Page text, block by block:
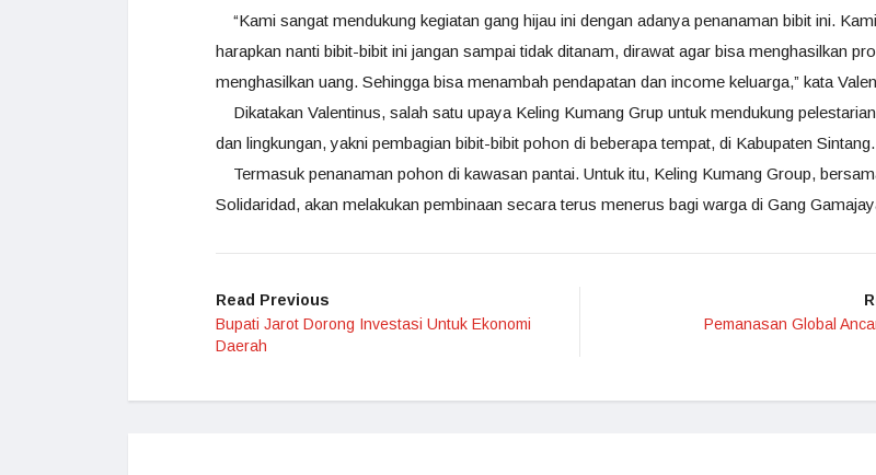
“Kami sangat mendukung kegiatan gang hijau ini dengan adanya penanaman bibit ini. Kami
harapkan nanti bibit-bibit ini jangan sampai tidak ditanam, dirawat agar bisa menghasilkan
menghasilkan uang. Sehingga bisa menambah pendapatan dan income keluarga,” kata
Dikatakan Valentinus, salah satu upaya Keling Kumang Grup untuk mendukung
dan lingkungan, yakni pembagian bibit-bibit pohon di beberapa tempat, di Kabupaten Sintang.
Termasuk penanaman pohon di kawasan pantai. Untuk itu, Keling Kumang Group,
Solidaridad, akan melakukan pembinaan secara terus menerus bagi warga di Gang
Read Previous
Bupati Jarot Dorong Investasi Untuk Ekonomi
Daerah
Pemanasan Global